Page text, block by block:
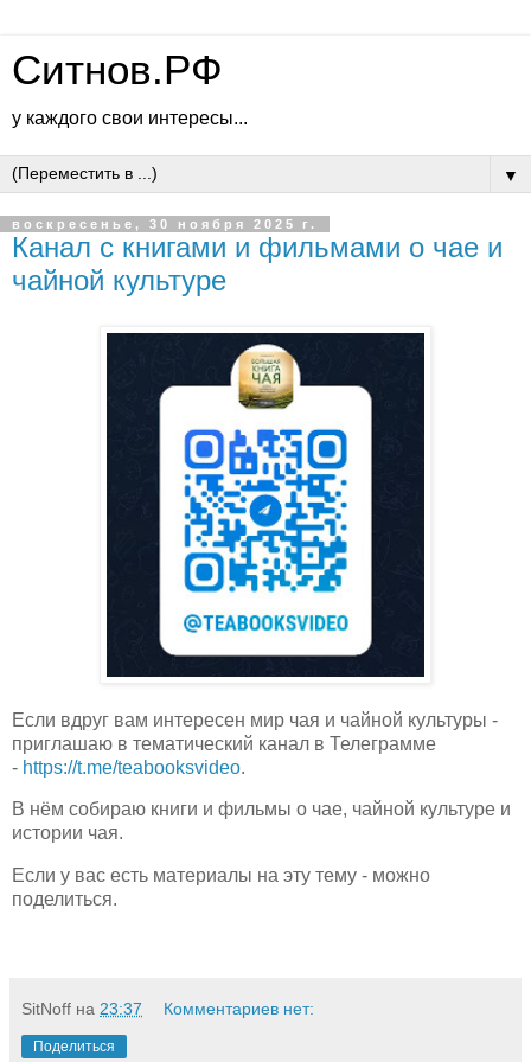
Ситнов.РФ
у каждого свои интересы...
▼
воскресенье, 30 ноября 2025 г.
Канал с книгами и фильмами о чае и
чайной культуре
Если вдруг вам интересен мир чая и чайной культуры -
приглашаю в тематический канал в Телеграмме
- https://t.me/teabooksvideo.
В нём собираю книги и фильмы о чае, чайной культуре и
истории чая.
Если у вас есть материалы на эту тему - можно
поделиться.
SitNoff на 23:37 Комментариев нет:
Поделиться